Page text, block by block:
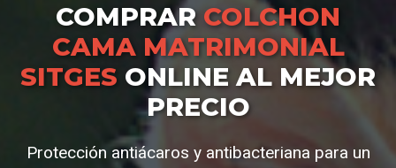
COMPRAR COLCHON
CAMA MATRIMONIAL
SITGES ONLINE AL MEJOR
PRECIO
Protección antiácaros y antibacteriana para un